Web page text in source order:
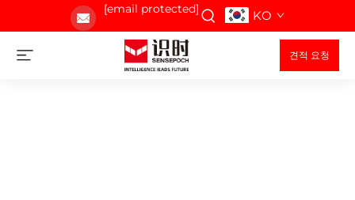
[email protected] KO
견적 요청